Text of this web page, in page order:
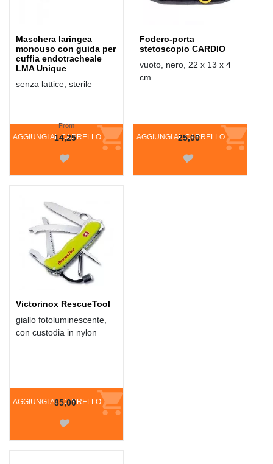
Maschera laringea
monouso con guida per
cuffia endotracheale
LMA Unique
senza lattice, sterile
AGGIUNGI AL CARRELLO
From
14,25
Fodero-porta
stetoscopio CARDIO
vuoto, nero, 22 x 13 x 4
cm
AGGIUNGI AL CARRELLO
25,00
Victorinox RescueTool
giallo fotoluminescente,
con custodia in nylon
AGGIUNGI AL CARRELLO
85,00